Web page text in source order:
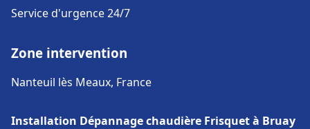
Service d'urgence 24/7
Zone intervention
Nanteuil lès Meaux, France
Installation Dépannage chaudière Frisquet à Bruay